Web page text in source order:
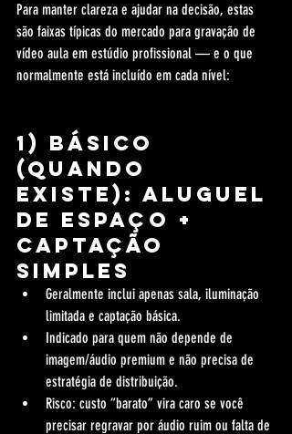
Para manter clareza e ajudar na decisão, estas
são faixas típicas do mercado para gravação de
vídeo aula em estúdio profissional — e o que
normalmente está incluído em cada nível:
1) Básico
(quando
existe): aluguel
de espaço +
captação
simples
Geralmente inclui apenas sala, iluminação
limitada e captação básica.
Indicado para quem não depende de
imagem/áudio premium e não precisa de
estratégia de distribuição.
Risco: custo “barato” vira caro se você
precisar regravar por áudio ruim ou falta de